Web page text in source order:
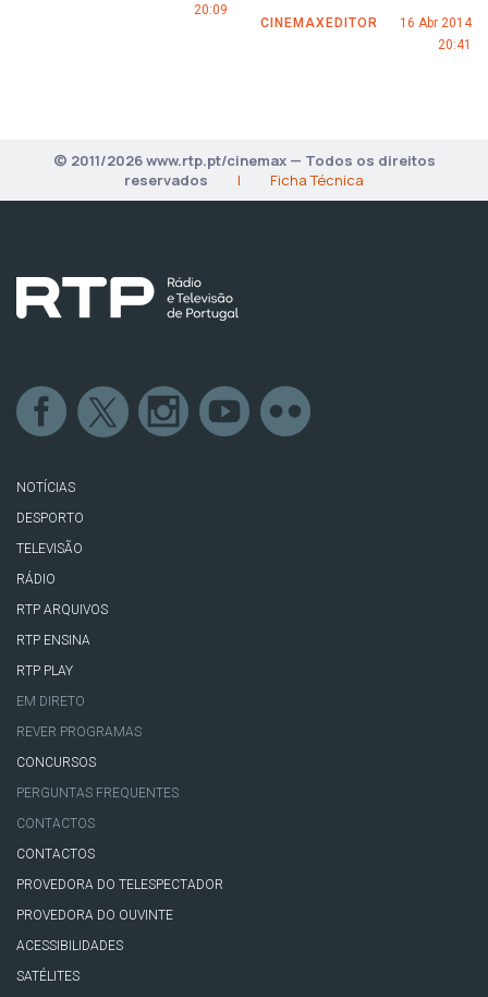
20:09
CINEMAXEDITOR
16 Abr 2014
20:41
© 2011/2026 www.rtp.pt/cinemax — Todos os direitos
reservados
| Ficha Técnica
NOTÍCIAS
DESPORTO
TELEVISÃO
RÁDIO
RTP ARQUIVOS
RTP ENSINA
RTP PLAY
EM DIRETO
REVER PROGRAMAS
CONCURSOS
PERGUNTAS FREQUENTES
CONTACTOS
CONTACTOS
PROVEDORA DO TELESPECTADOR
PROVEDORA DO OUVINTE
ACESSIBILIDADES
SATÉLITES